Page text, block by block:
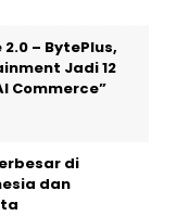
– BytePlus,
Jadi 12
Commerce”
di
dan